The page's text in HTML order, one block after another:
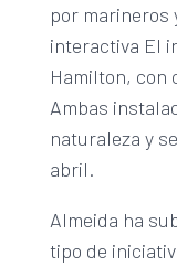
por marineros
interactiva El
Hamilton, con
Ambas
naturaleza y
abril.
Almeida ha
tipo de